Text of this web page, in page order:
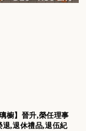
璃櫥】晉升,榮任理事
退,退休禮品,退伍紀